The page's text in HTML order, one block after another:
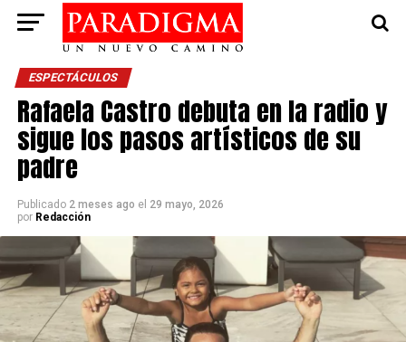
ESPECTÁCULOS
Rafaela Castro debuta en la radio y
sigue los pasos artísticos de su
padre
Publicado 2 meses ago el 29 mayo, 2026
por Redacción